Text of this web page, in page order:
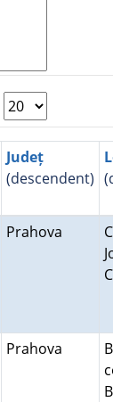
Județ
(descendent)
Prahova
Prahova